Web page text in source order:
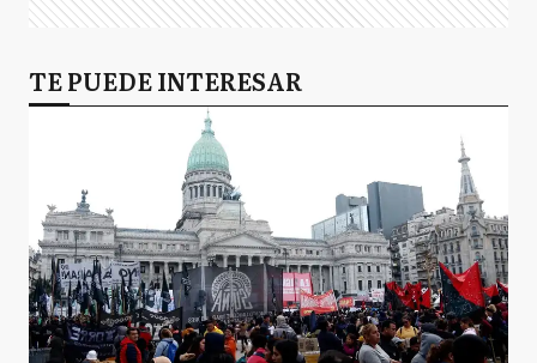
TE PUEDE INTERESAR